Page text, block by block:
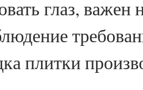
глаз,
плитки